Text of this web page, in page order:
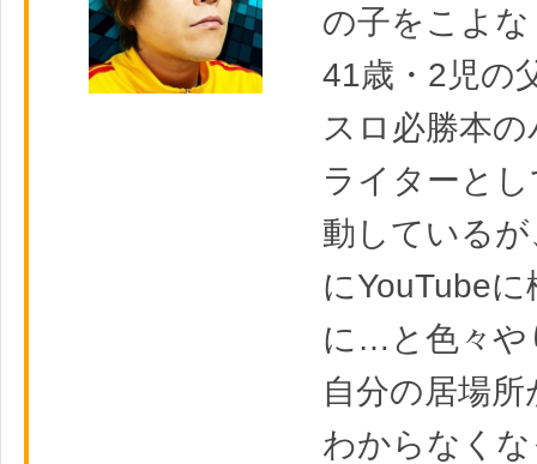
の子をこよ
41歳・2児の
スロ必勝本
ライターと
動している
にYouTubeに
に…と色々や
自分の居場
わからなく